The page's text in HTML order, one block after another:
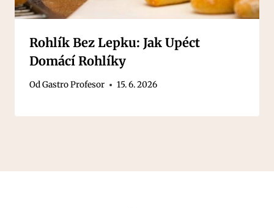
Rohlík Bez Lepku: Jak Upéct
Domácí Rohlíky
OdGastro Profesor 15. 6. 2026